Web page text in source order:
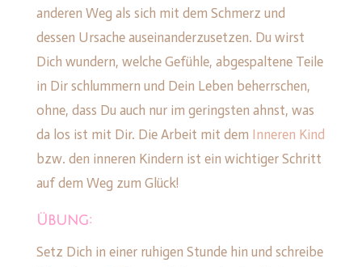
anderen Weg als sich mit dem Schmerz und
dessen Ursache auseinanderzusetzen. Du wirst
Dich wundern, welche Gefühle, abgespaltene Teile
in Dir schlummern und Dein Leben beherrschen,
ohne, dass Du auch nur im geringsten ahnst, was
da los ist mit Dir. Die Arbeit mit dem Inneren Kind
bzw. den inneren Kindern ist ein wichtiger Schritt
auf dem Weg zum Glück!
Übung:
Setz Dich in einer ruhigen Stunde hin und schreibe